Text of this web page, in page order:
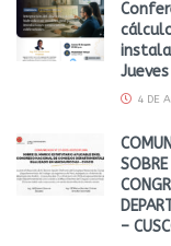
4 DE
–